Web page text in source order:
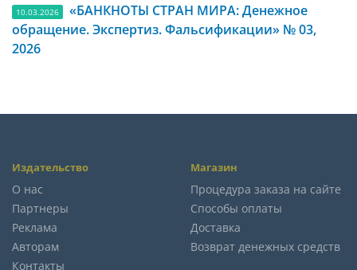
10.03.2026
«БАНКНОТЫ СТРАН МИРА: Денежное
обращение. Экспертиз. Фальсификации» № 03,
2026
Издательство
О нас
Партнеры
Реклама
Авторам
Контакты
Магазин
Процедура заказа на сайте
Способы оплаты
Доставка
Возврат денежных средств